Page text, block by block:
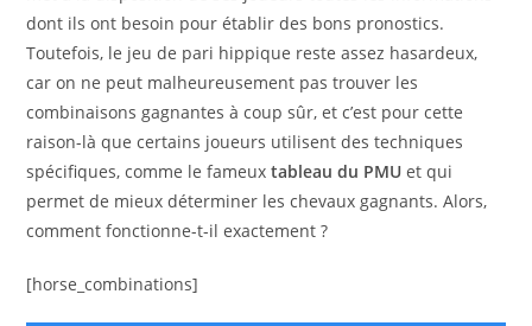
dont ils ont besoin pour établir des bons pronostics.
Toutefois, le jeu de pari hippique reste assez hasardeux,
car on ne peut malheureusement pas trouver les
combinaisons gagnantes à coup sûr, et c’est pour cette
raison-là que certains joueurs utilisent des techniques
spécifiques, comme le fameuxtableau du PMUet qui
permet de mieux déterminer les chevaux gagnants. Alors,
comment fonctionne-t-il exactement ?
[horse_combinations]